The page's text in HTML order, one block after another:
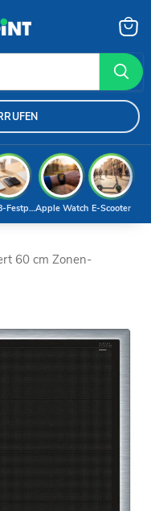
E-Scooter
Apple Watch
Festplatte
60 cm Zonen-